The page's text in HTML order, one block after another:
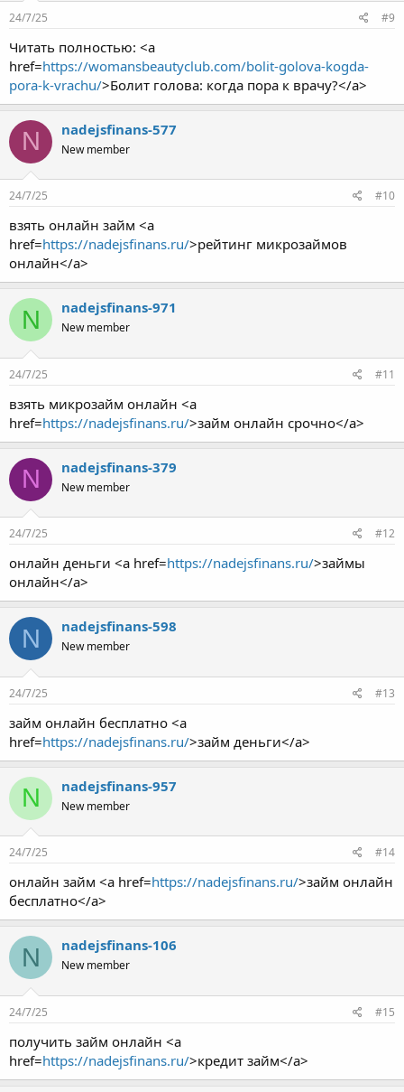
24/7/25 #9
Читать полностью: <a
href=https://womansbeautyclub.com/bolit-golova-kogda-
pora-k-vrachu/>Болит голова: когда пора к врачу?</a>
N nadejsfinans-577
New member
24/7/25 #10
взять онлайн займ <a
href=https://nadejsfinans.ru/>рейтинг микрозаймов
онлайн</a>
N nadejsfinans-971
New member
24/7/25 #11
взять микрозайм онлайн <a
href=https://nadejsfinans.ru/>займ онлайн срочно</a>
N nadejsfinans-379
New member
24/7/25 #12
онлайн деньги <a href=https://nadejsfinans.ru/>займы
онлайн</a>
N nadejsfinans-598
New member
24/7/25 #13
займ онлайн бесплатно <a
href=https://nadejsfinans.ru/>займ деньги</a>
N nadejsfinans-957
New member
24/7/25 #14
онлайн займ <a href=https://nadejsfinans.ru/>займ онлайн
бесплатно</a>
N nadejsfinans-106
New member
24/7/25 #15
получить займ онлайн <a
href=https://nadejsfinans.ru/>кредит займ</a>